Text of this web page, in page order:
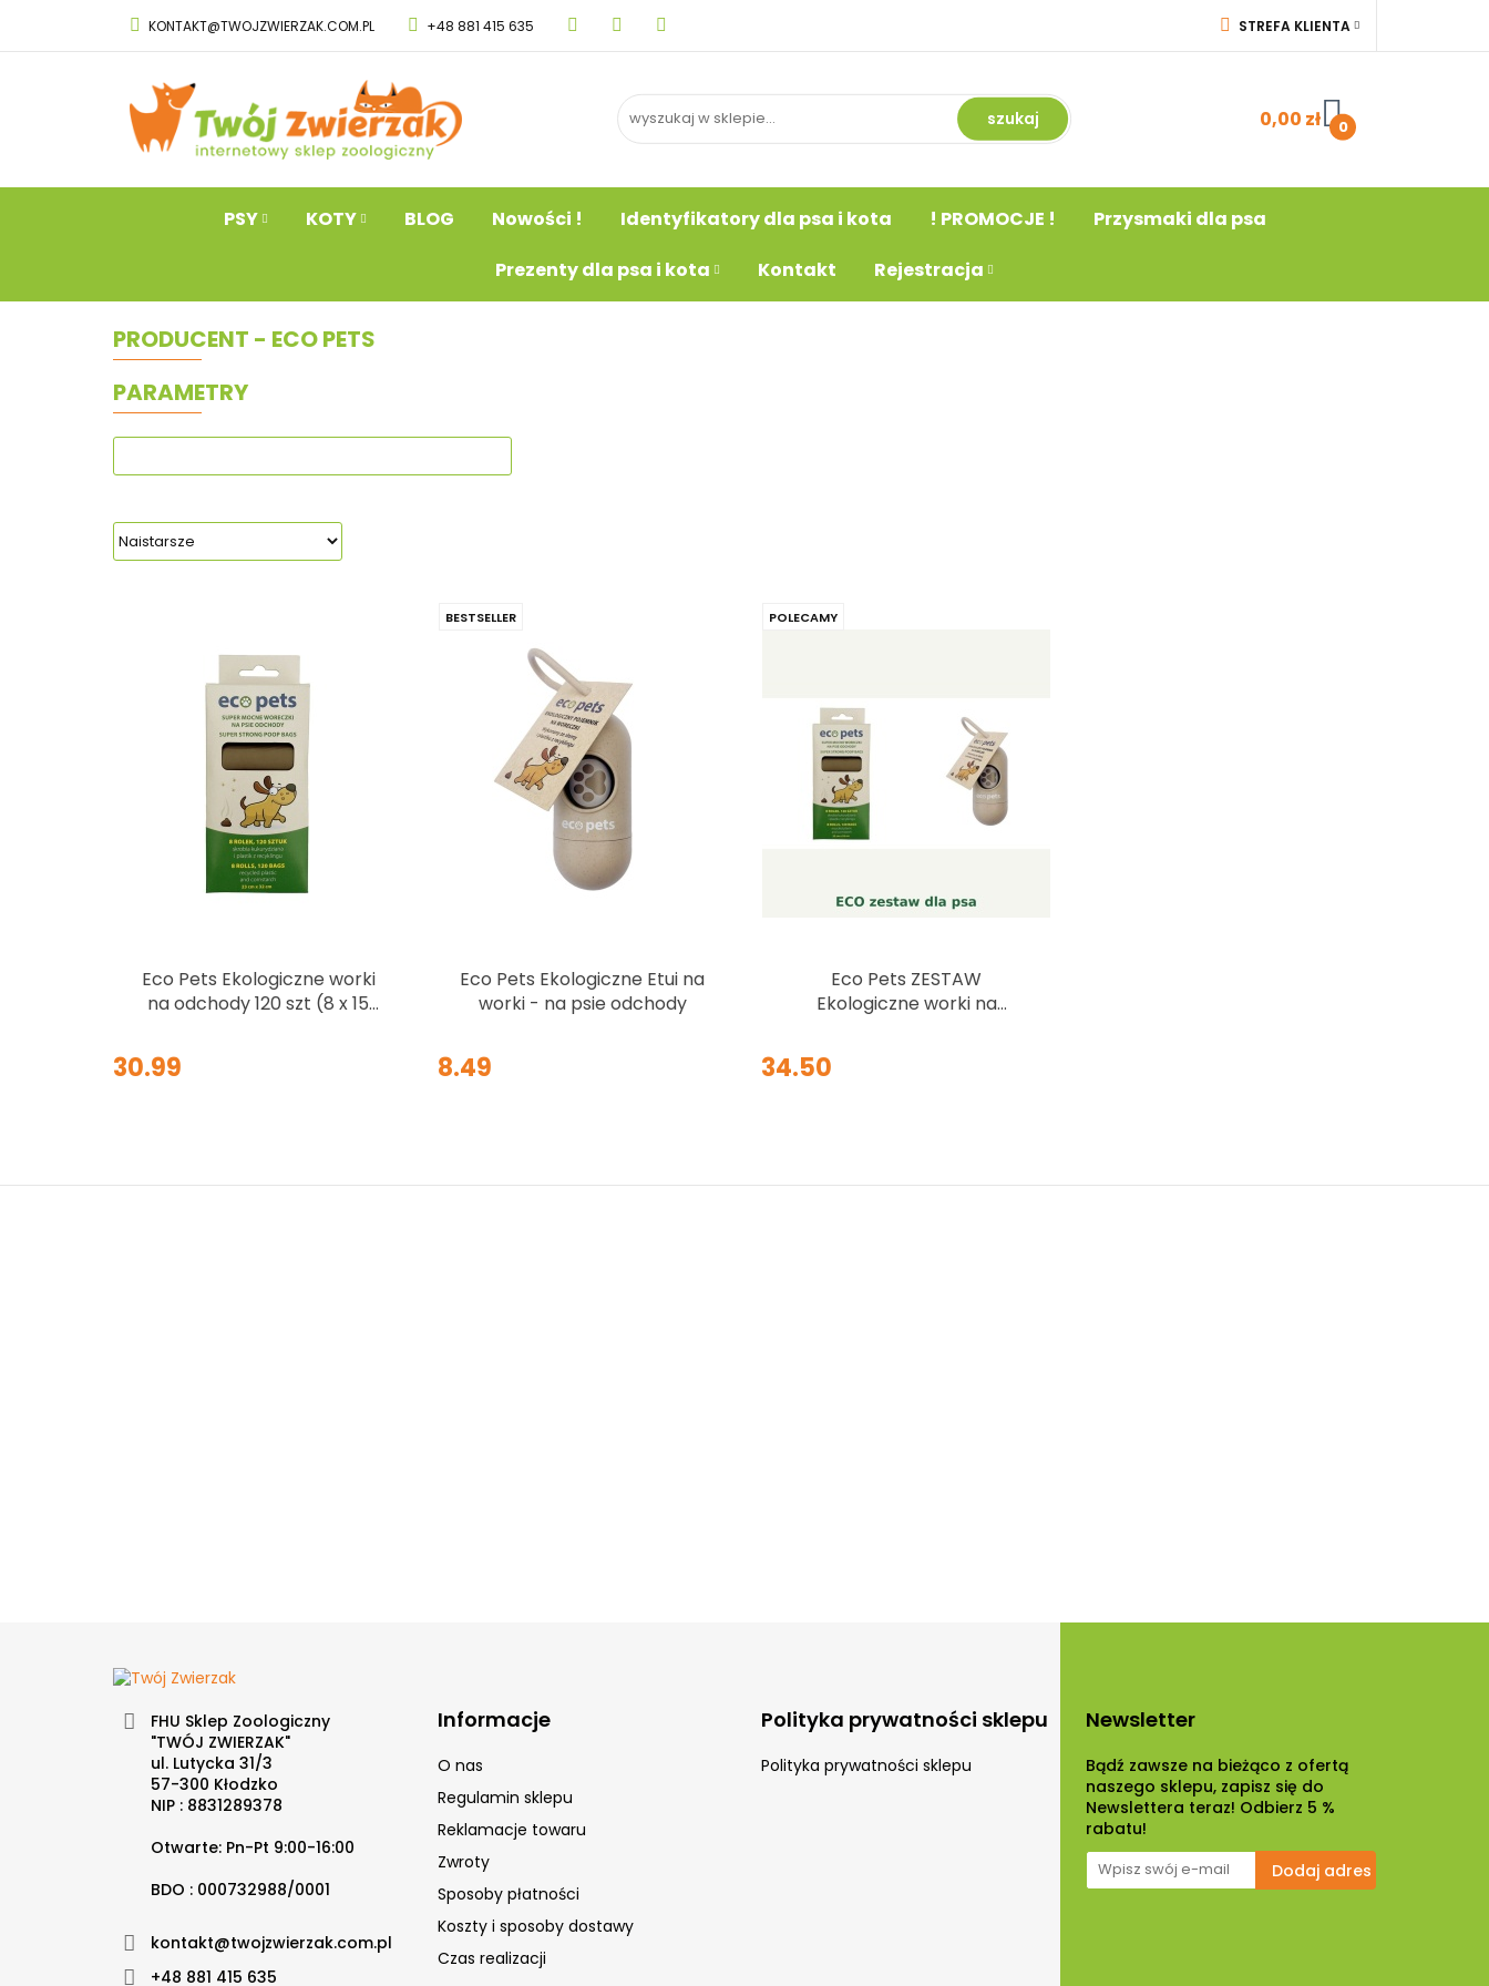
KONTAKT@TWOJZWIERZAK.COM.PL +48 881 415 635 STREFA KLIENTA
ZAREJESTRUJ SIĘ
DODAJ ZGŁOSZENIE
0,00 zł 0
PSY KOTY BLOG Nowości ! Identyfikatory dla psa i kota ! PROMOCJE !
Przysmaki dla psa
Prezenty dla psa i kota
Kontakt Rejestracja
PSY KOTY BLOG Nowości !
Przysmaki dla psa Prezenty dla psa i kota Rejestracja
PRODUCENT - ECO PETS
PARAMETRY
Eco Pets Ekologiczne worki
na odchody 120 szt (8 x 15
30.99
BESTSELLER
Eco Pets Ekologiczne Etui na
worki - na psie odchody
8.49
POLECAMY
Eco Pets ZESTAW
Ekologiczne worki na
34.50
FHU Sklep Zoologiczny
"TWÓJ ZWIERZAK"
ul. Lutycka 31/3
57-300 Kłodzko
NIP : 8831289378
Otwarte: Pn-Pt 9:00-16:00
BDO : 000732988/0001
kontakt@twojzwierzak.com.pl
+48 881 415 635
Informacje
O nas
Regulamin sklepu
Reklamacje towaru
Zwroty
Sposoby płatności
Koszty i sposoby dostawy
Czas realizacji
Polityka prywatności sklepu
Polityka prywatności sklepu
Newsletter
Bądź zawsze na bieżąco z ofertą
naszego sklepu, zapisz się do
Newslettera teraz! Odbierz 5 %
rabatu!